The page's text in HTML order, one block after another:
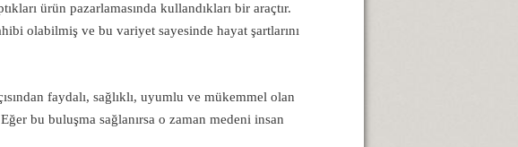
ürün pazarlamasında kullandıkları bir araçtır.
olabilmiş ve bu variyet sayesinde hayat şartlarını
faydalı, sağlıklı, uyumlu ve mükemmel olan
bu buluşma sağlanırsa o zaman medeni insan